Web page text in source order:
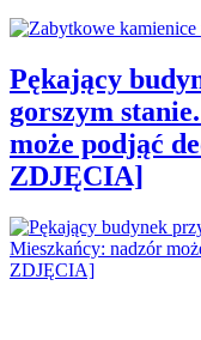
Pękający
gorszym
może podjąć
ZDJĘCIA]